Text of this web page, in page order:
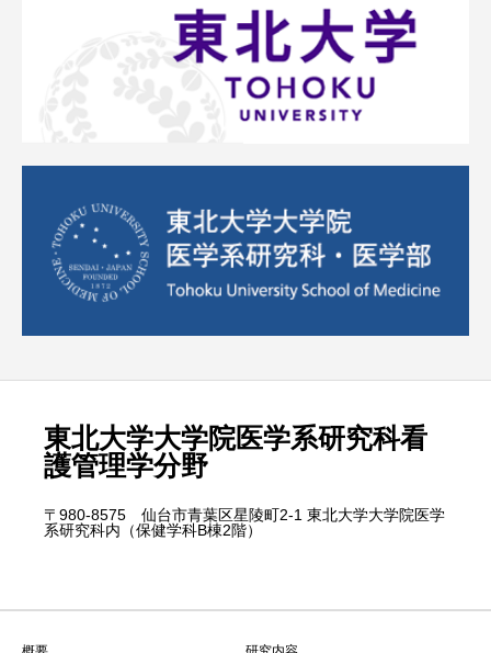
東北大学大学院医学系研究科看
護管理学分野
〒980-8575 仙台市青葉区星陵町2-1 東北大学大学院医学
系研究科内（保健学科B棟2階）